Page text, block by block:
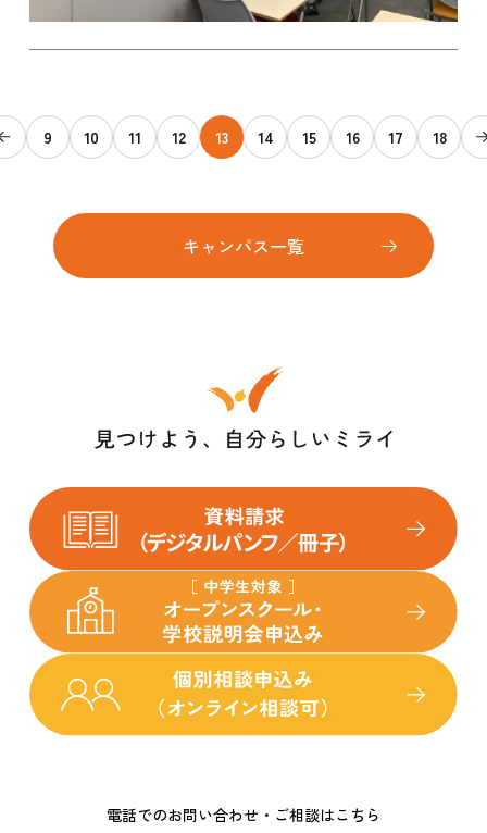
9 10 11 12 13 14 15 16 17 18
キャンパス一覧
電話でのお問い合わせ・ご相談はこちら